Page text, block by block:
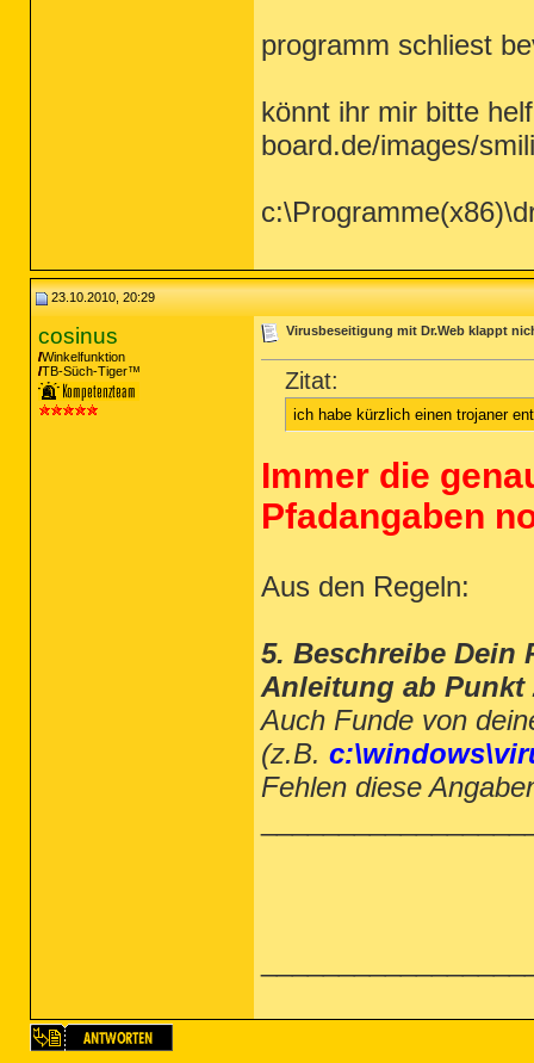
programm schliest
könnt ihr mir bitte
board.de/images/
23.10.2010, 20:29
cosinus
Winkelfunktion
TB-Süch-Tiger™
Virusbeseitigung mit Dr.Web klappt
Zitat:
ich habe kürzlich einen trojaner
Immer die
Pfadangaben
Aus den Regeln:
5. Beschreibe Dein
Anleitung ab Punkt
Auch Funde von
(z.B.
Fehlen diese